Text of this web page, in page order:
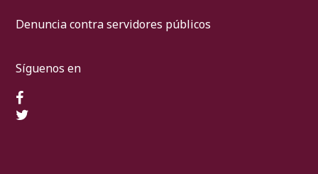
Denuncia contra servidores públicos
Síguenos en